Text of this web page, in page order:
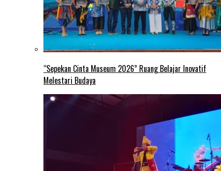
“Sepekan Cinta Museum 2026” Ruang Belajar Inovatif
Melestari Budaya